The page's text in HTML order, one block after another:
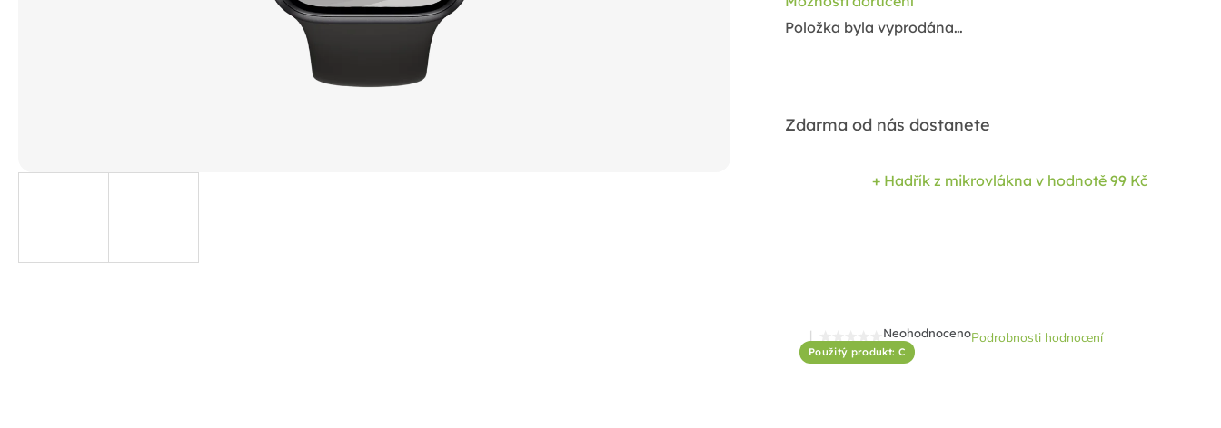
Použitý produkt: C
Průměrné
hodnocení
NeohodnocenoPodrobnosti hodnocení
Položka byla vyprodána…
Zdarma od nás dostanete
+ Hadřík z mikrovlákna v hodnotě 99 Kč